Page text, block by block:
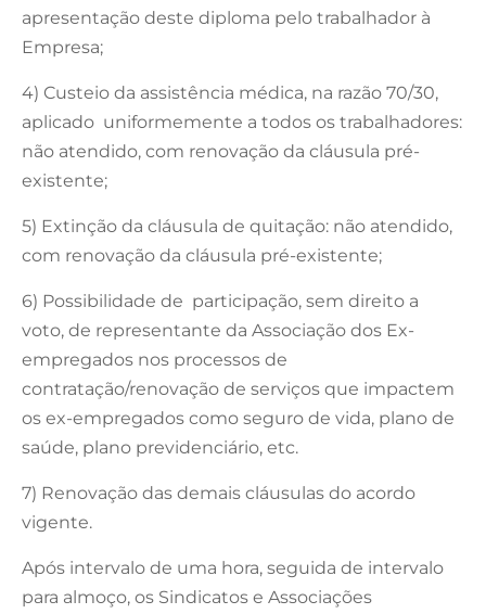
apresentação deste diploma pelo trabalhador à
Empresa;
4) Custeio da assistência médica, na razão 70/30,
aplicado uniformemente a todos os trabalhadores:
não atendido, com renovação da cláusula pré-
existente;
5) Extinção da cláusula de quitação: não atendido,
com renovação da cláusula pré-existente;
6) Possibilidade de participação, sem direito a
voto, de representante da Associação dos Ex-
empregados nos processos de
contratação/renovação de serviços que impactem
os ex-empregados como seguro de vida, plano de
saúde, plano previdenciário, etc.
7) Renovação das demais cláusulas do acordo
vigente.
Após intervalo de uma hora, seguida de intervalo
para almoço, os Sindicatos e Associações